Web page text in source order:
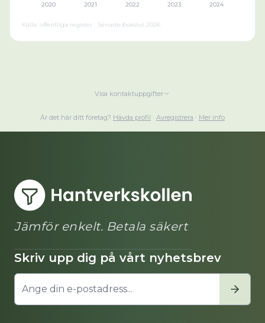
2020 2021 2022 2023 2024
Källa: offentliga register · Senaste bokslut 2026
Visa kontaktuppgifter
Är det här ditt företag? Hävda profil · Avregistrera · Mer info
Jämför enkelt. Betala säkert
Skriv upp dig på vårt nyhetsbrev